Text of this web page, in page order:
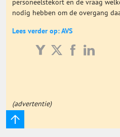
Basisonderwijs
Hoger Onderwijs
personeelstekort en de vraag
nodig hebben om de overgang
Lees verder op: AVS
(advertentie)